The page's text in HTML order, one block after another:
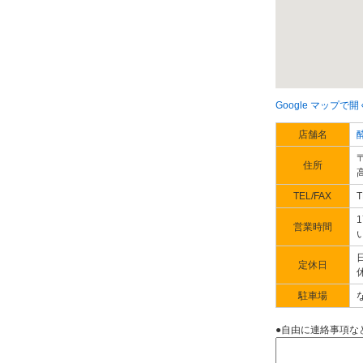
Google マップで開
店舗名
住所
TEL/FAX
営業時間
定休日
駐車場
●自由に連絡事項な